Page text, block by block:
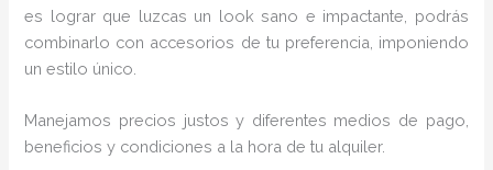
es lograr que luzcas un look sano e impactante, podrás
combinarlo con accesorios de tu preferencia, imponiendo
un estilo único.
Manejamos precios justos y diferentes medios de pago,
beneficios y condiciones a la hora de tu alquiler.